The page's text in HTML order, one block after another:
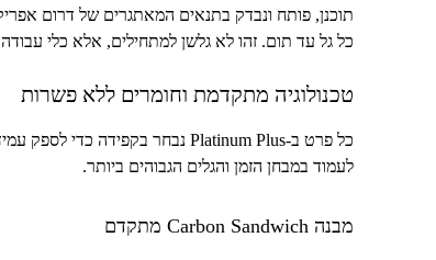
תוכנן, פותח ונבדק בתנאים המאתגרים של דרום
כל גל עד תום. זהו לא גלשן למתחילים, אלא כלי
טכנולוגיה מתקדמת וחומרים ללא פשרות
כל פרט ב-Platinum Plus נבחר בקפידה כדי לספק
לעמוד במבחן הזמן והגלים הגבוהים ביותר.
מבנה Carbon Sandwich מתקדם